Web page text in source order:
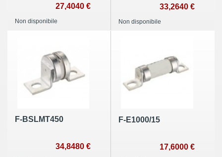
27,4040 €
Non disponibile
33,2640 €
Non disponibile
F-BSLMT450
34,8480 €
F-E1000/15
17,6000 €